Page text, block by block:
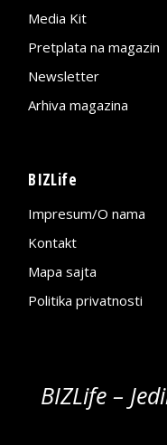
Media Kit
Pretplata na magazin
Newsletter
Arhiva magazina
BIZLife
Impresum/O nama
Kontakt
Mapa sajta
Politika privatnosti
BIZLife –